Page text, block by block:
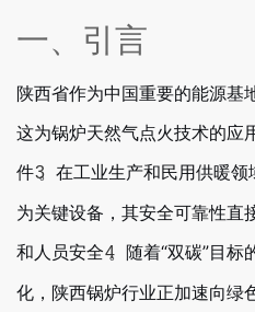
一、引言
陕西省作为中国重要的能源基
这为锅炉天然气点火技术的应
件3。在工业生产和民用供暖
为关键设备，其安全可靠性直
和人员安全4。随着“双碳”目标
化，陕西锅炉行业正加速向绿